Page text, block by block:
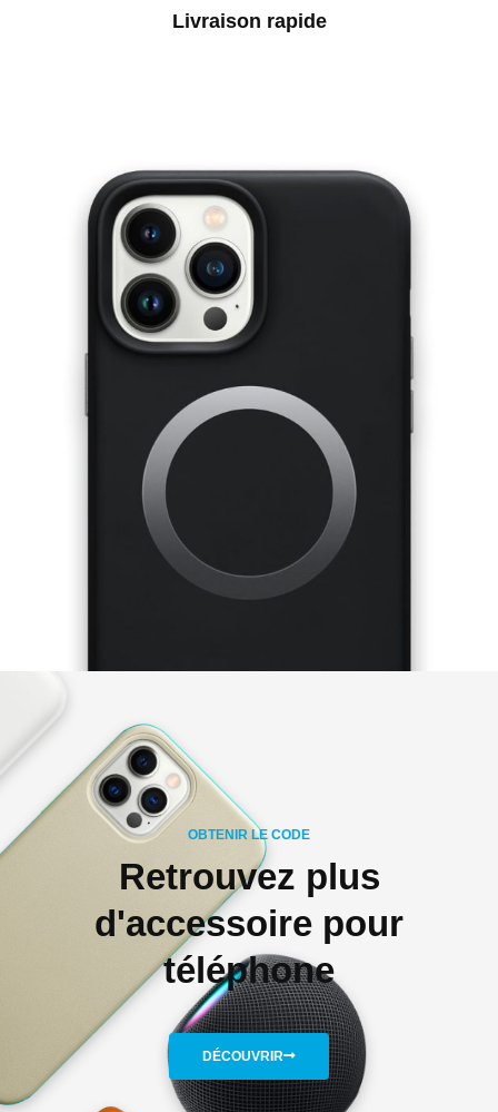
Livraison rapide
OBTENIR LE CODE
Retrouvez plus
d'accessoire pour
téléphone
DÉCOUVRIR